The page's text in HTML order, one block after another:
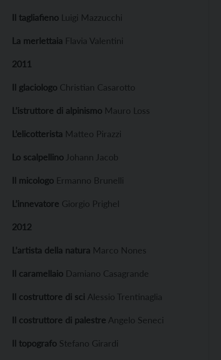
Il tagliafieno Luigi Mazzucchi
La merlettaia Flavia Valentini
2011
Il glaciologo Christian Casarotto
L’istruttore di alpinismo Mauro Loss
L’elicotterista Matteo Pirazzi
Lo scalpellino Johann Jacob
Il micologo Ermanno Brunelli
L’innevatore Giorgio Prighel
2012
L’artista della natura Marco Nones
Il caramellaio Damiano Casagrande
Il costruttore di sci Alessio Trentinaglia
Il costruttore di palestre Angelo Seneci
Il topografo Stefano Girardi